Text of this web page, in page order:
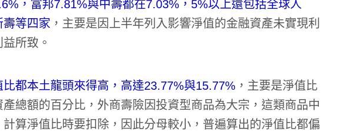
，富邦7.81%與中壽都在7.03%，5%以上還包括全球人
等四家 ，主要是因上半年列入影響淨值的金融資產未實現利
所致。
都本土龍頭來得高，高達23.77%與15.77% ，主要是淨值比
總額的百分比，外商壽險因投資型商品為大宗，這類商品中
算淨值比時要扣除，因此分母較小，普遍算出的淨值比都偏